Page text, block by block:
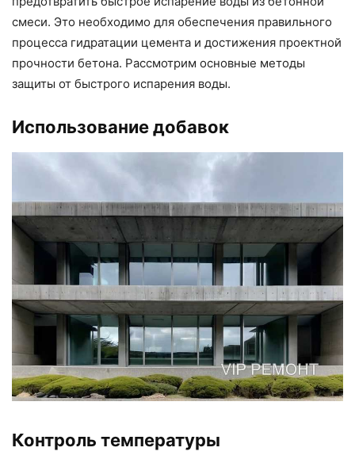
смеси. Это необходимо для обеспечения правильного
процесса гидратации цемента и достижения проектной
прочности бетона. Рассмотрим основные методы
защиты от быстрого испарения воды.
Использование добавок
Контроль температуры